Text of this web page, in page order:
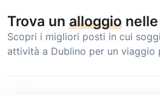
Trova un alloggio
Scopri i migliori posti in cui
attività a Dublino per un viaggio